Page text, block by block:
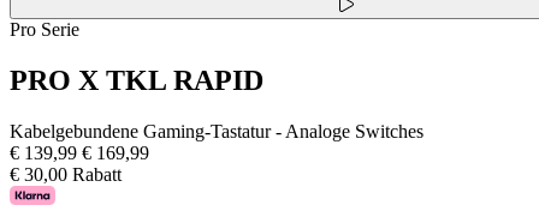
Pro Serie
PRO X TKL RAPID
Kabelgebundene Gaming-Tastatur - Analoge Switches
€ 139,99 € 169,99
€ 30,00 Rabatt